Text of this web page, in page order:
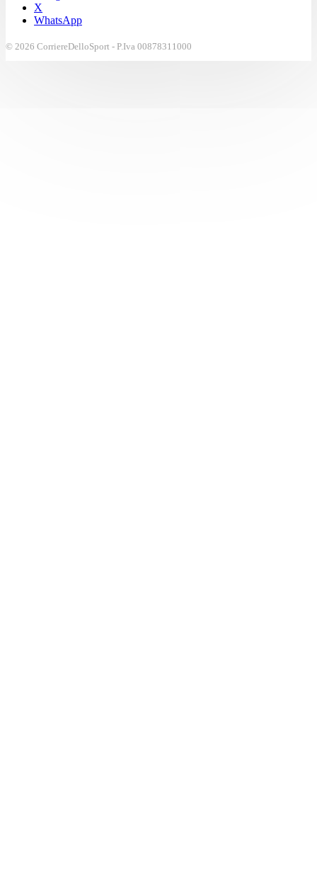
X
WhatsApp
© 2026 CorriereDelloSport - P.Iva 00878311000